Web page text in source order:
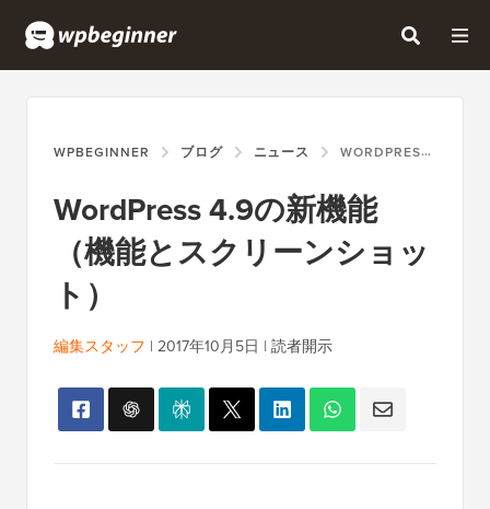
WPBEGINNER ブログ ニュース WORDPRESS 4.9の新機能（機能とスクリーンショット）
WordPress 4.9の新機能
（機能とスクリーンショッ
ト）
編集スタッフ | 2017年10月5日 | 読者開示